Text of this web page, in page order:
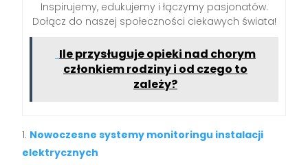
Inspirujemy, edukujemy i łączymy pasjonatów.
Dołącz do naszej społeczności ciekawych świata!
Ile przysługuje opieki nad chorym
członkiem rodziny i od czego to
zależy?
Nowoczesne systemy monitoringu instalacji
elektrycznych